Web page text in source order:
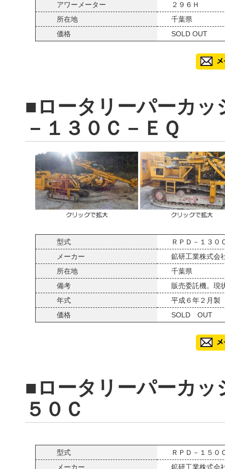
アワーメーター
２９６Ｈ
所在地
千葉県
価格
SOLD OUT
■ロータリーパーカ
－１３０Ｃ－ＥＱ
型式
ＲＰＤ－１３０
メーカー
鉱研工業株式会
所在地
千葉県
備考
販売委託機。現
年式
平成６年２月製
価格
SOLD OUT
■ロータリーパーカ
５０Ｃ
型式
ＲＰＤ－１５０
メーカー
鉱研工業株式会